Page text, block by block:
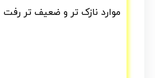
موارد نازک تر و ضعیف تر رفت